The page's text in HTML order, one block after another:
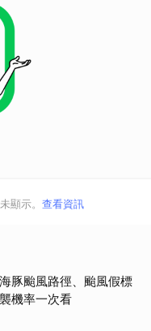
顯示。 查看資訊
豚颱風路徑、颱風假標
機率一次看